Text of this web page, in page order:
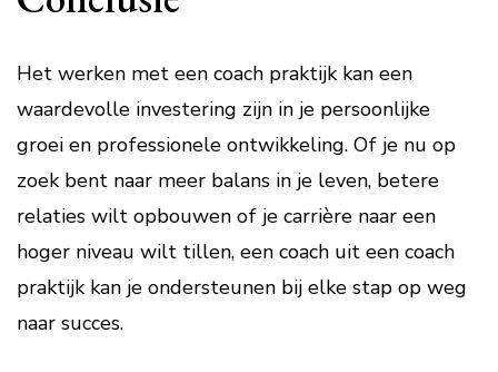
Het werken met een coach praktijk kan een
waardevolle investering zijn in je persoonlijke
groei en professionele ontwikkeling. Of je nu op
zoek bent naar meer balans in je leven, betere
relaties wilt opbouwen of je carrière naar een
hoger niveau wilt tillen, een coach uit een coach
praktijk kan je ondersteunen bij elke stap op weg
naar succes.